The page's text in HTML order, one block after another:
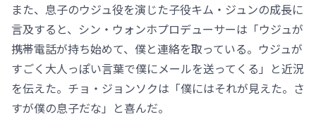
また、息子のウジュ役を演じた子役キム・ジュンの成長に
言及すると、シン・ウォンホプロデューサーは「ウジュが
携帯電話が持ち始めて、僕と連絡を取っている。ウジュが
すごく大人っぽい言葉で僕にメールを送ってくる」と近況
を伝えた。チョ・ジョンソクは「僕にはそれが見えた。さ
すが僕の息子だな」と喜んだ。